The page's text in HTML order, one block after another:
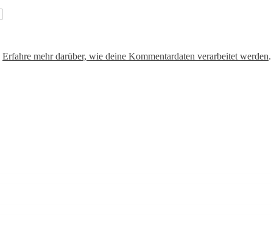
Erfahre mehr darüber, wie deine Kommentardaten verarbeitet werden.